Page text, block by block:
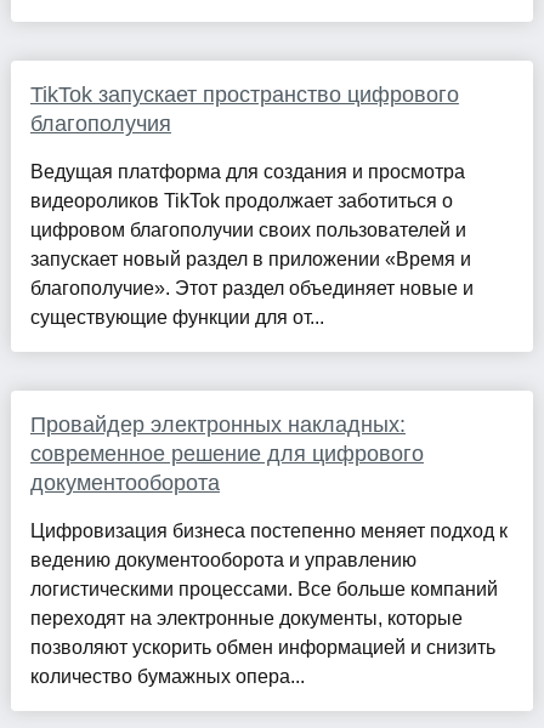
TikTok запускает пространство цифрового
благополучия
Ведущая платформа для создания и просмотра
видеороликов TikTok продолжает заботиться о
цифровом благополучии своих пользователей и
запускает новый раздел в приложении «Время и
благополучие». Этот раздел объединяет новые и
существующие функции для от...
Провайдер электронных накладных:
современное решение для цифрового
документооборота
Цифровизация бизнеса постепенно меняет подход к
ведению документооборота и управлению
логистическими процессами. Все больше компаний
переходят на электронные документы, которые
позволяют ускорить обмен информацией и снизить
количество бумажных опера...